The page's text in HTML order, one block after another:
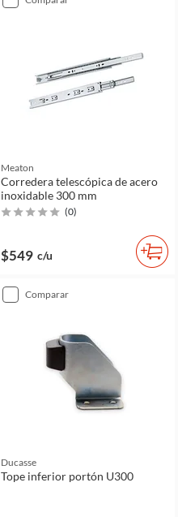
Meaton
Corredera telescópica de acero
inoxidable 300 mm
(0)
$549 c/u
comparar
Ducasse
Tope inferior portón U300